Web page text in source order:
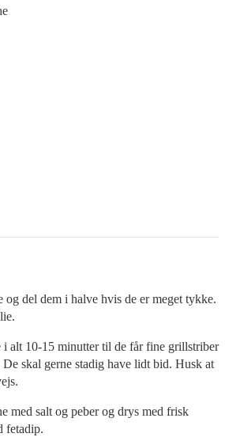
og del dem i halve hvis de er meget tykke.
alt 10-15 minutter til de får fine grillstriber
skal gerne stadig have lidt bid. Husk at
med salt og peber og drys med frisk
fetadip.